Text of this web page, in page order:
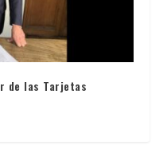
de las Tarjetas